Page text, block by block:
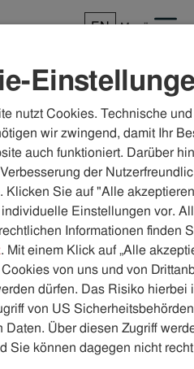
EN Menü
Karriere
Einblicke
ganz
Matthias Leis (35) darum,
in der Rossau rund um die
Anlage ist nicht nur die erste
kniffligsten und smartesten
kniffligen
smart zu begegnen.
erzählt er. Wie gut, dass
nutzt Cookies. Technische
wir zwingend, damit Ihr
auch funktioniert. Darüber
der
Klicken Sie auf "Alle
Einstellungen vor.
Informationen finden
. Mit einem Klick auf „Alle
von uns und von
dürfen. Das Risiko hierbei
von US
Daten. Über diesen Zugriff
Sie können dagegen nicht